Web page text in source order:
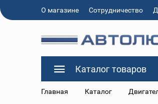
О магазине Сотрудничество
Каталог товаров
Главная Каталог